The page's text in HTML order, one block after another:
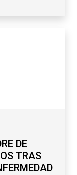
DE
TRAS